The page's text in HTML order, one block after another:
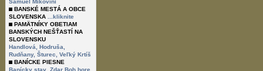
Samuel Mikovíni
BANSKÉ MESTÁ A OBCE
SLOVENSKA
...kliknite
PAMÄTNÍKY OBETIAM
BANSKÝCH NEŠŤASTÍ NA
SLOVENSKU
Handlová,
Hodruša,
Rudňany, Šturec,
Veľký Krtíš
BANÍCKE PIESNE
Banícky stav Zdar Boh hore